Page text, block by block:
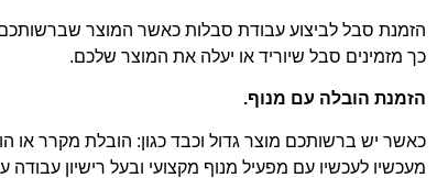
הזמנת סבל לביצוע עבודת סבלות כאשר המוצר שברשותכם
כך מזמינים סבל שיוריד או יעלה את המוצר שלכם.
הזמנת הובלה עם מנוף.
כאשר יש ברשותכם מוצר גדול וכבד כגון: הובלת מקרר או
מעכשיו לעכשיו עם מפעיל מנוף מקצועי ובעל רישיון עבודה